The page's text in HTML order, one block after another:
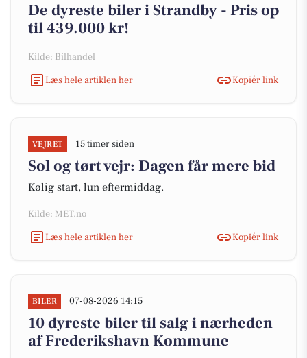
De dyreste biler i Strandby - Pris op
til 439.000 kr!
Kilde: Bilhandel
Læs hele artiklen her
Kopiér link
VEJRET 15 timer siden
Sol og tørt vejr: Dagen får mere bid
Kølig start, lun eftermiddag.
Kilde: MET.no
Læs hele artiklen her
Kopiér link
BILER 07-08-2026 14:15
10 dyreste biler til salg i nærheden
af Frederikshavn Kommune